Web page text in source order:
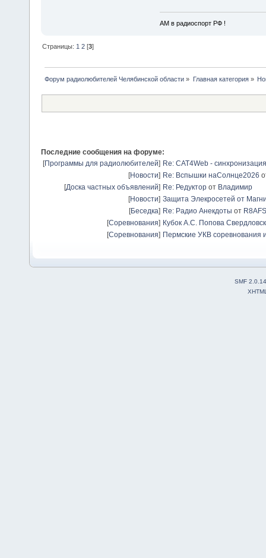
АМ в радиоспорт РФ !
Страницы: 1 2 [3]
Форум радиолюбителей Челябинской области » Главная категория»
Последние сообщения на форуме:
[Программы для радиолюбителей] Re: CAT4Web -
[Новости] Re: Вспышки наСолнце2026
[Доска частных объявлений] Re: Редуктор от Владимир
[Новости] Защита Элекросетей от
[Беседка] Re: Радио Анекдоты от R8AFS
[Соревнования] Кубок А.С. Попова
[Соревнования] Пермские УКВ соревнования
SMF 2.0.14